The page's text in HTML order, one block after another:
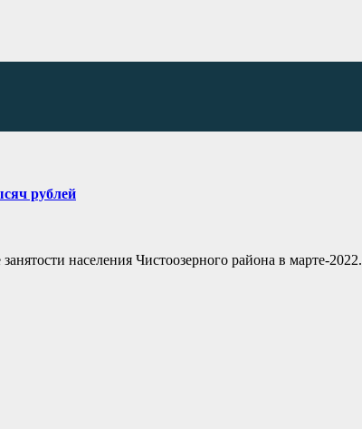
рублей
населения Чистоозерного района в марте-2022.